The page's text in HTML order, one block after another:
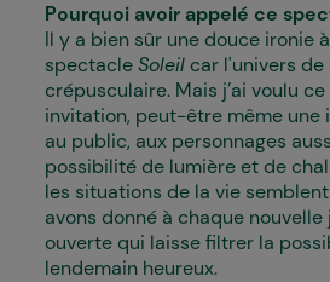
Pourquoi avoir appelé ce
Il y a bien sûr une douce ironie
spectacleSoleil car l'univers
crépusculaire. Mais j’ai voulu
invitation, peut-être même une
au public, aux personnages
possibilité de lumière et de
les situations de la vie
avons donné à chaque nouvelle
ouverte qui laisse filtrer la
lendemain heureux.